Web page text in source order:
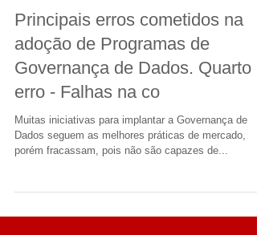
Aug 9, 2019
1 min read
Principais erros cometidos na
adoção de Programas de
Governança de Dados. Quarto
erro - Falhas na co
Muitas iniciativas para implantar a Governança de